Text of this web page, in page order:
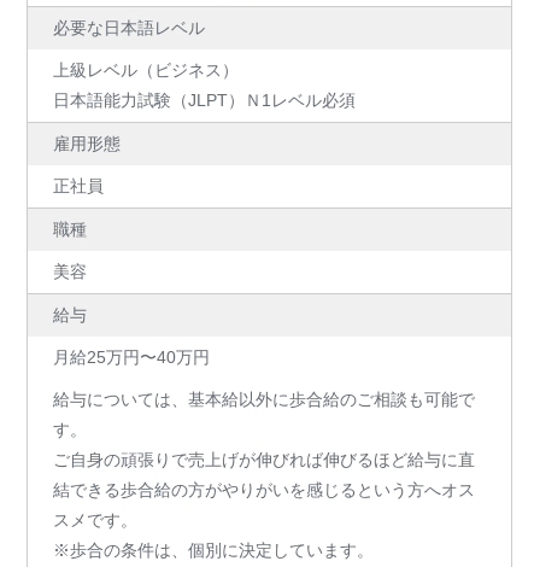
必要な日本語レベル
上級レベル（ビジネス）
日本語能力試験（JLPT）Ｎ1レベル必須
雇用形態
正社員
職種
美容
給与
月給25万円〜40万円
給与については、基本給以外に歩合給のご相談も可能で
す。
ご自身の頑張りで売上げが伸びれば伸びるほど給与に直
結できる歩合給の方がやりがいを感じるという方へオス
スメです。
※歩合の条件は、個別に決定しています。